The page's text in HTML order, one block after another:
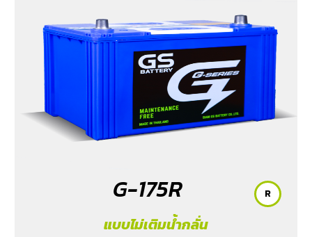
G-175R
แบบไม่เติมน้ำกลั่น
R